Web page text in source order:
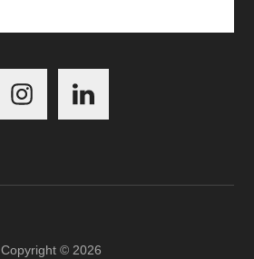
Copyright © 2026